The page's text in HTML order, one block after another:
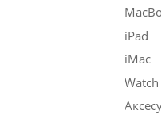
iPad
iMac
Watch